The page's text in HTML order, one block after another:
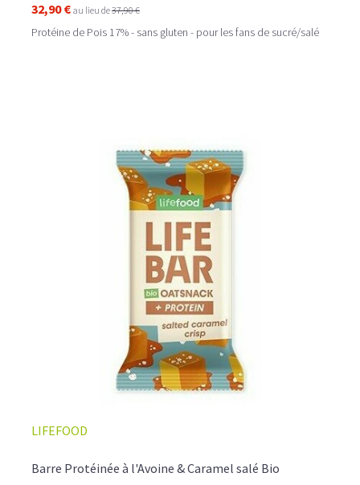
32,90 € au lieu de37,90 €
Protéine de Pois 17% - sans gluten - pour les fans de sucré/salé
LIFEFOOD
Barre Protéinée à l'Avoine & Caramel salé Bio